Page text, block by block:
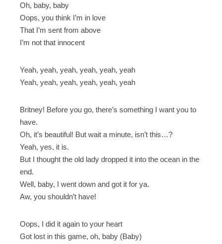
Oh, baby, baby
Oops, you think I’m in love
That I’m sent from above
I’m not that innocent
Yeah, yeah, yeah, yeah, yeah, yeah
Yeah, yeah, yeah, yeah, yeah, yeah
Britney! Before you go, there’s something I want you to
have.
Oh, it’s beautiful! But wait a minute, isn’t this…?
Yeah, yes, it is.
But I thought the old lady dropped it into the ocean in the
end.
Well, baby, I went down and got it for ya.
Aw, you shouldn’t have!
Oops, I did it again to your heart
Got lost in this game, oh, baby (Baby)